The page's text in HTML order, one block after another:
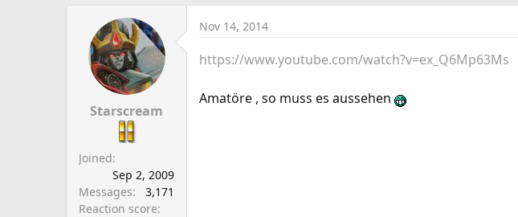
Starscream
Joined
Sep 2, 2009
Messages
3,171
Reaction score
Nov 14, 2014
https://www.youtube.com/watch?v=ex_Q6Mp63Ms
Amatöre , so muss es aussehen